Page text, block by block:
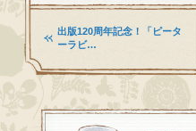
出版120周年記念！「ピータ
ーラビ…